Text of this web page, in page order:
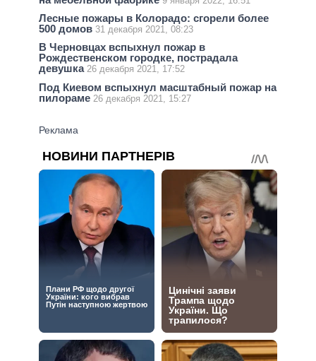
Лесные пожары в Колорадо: сгорели более
500 домов 31 декабря 2021, 08:23
В Черновцах вспыхнул пожар в
Рождественском городке, пострадала
девушка 26 декабря 2021, 17:52
Под Киевом вспыхнул масштабный пожар на
пилораме 26 декабря 2021, 15:27